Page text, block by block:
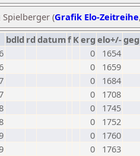
Spielberger (Grafik Elo-Zeitreihe,
bdld rd datumf Kerg elo+/-
0
1654
0
1659
0
1684
0
1708
0
1745
0
1752
0
1760
0
1763